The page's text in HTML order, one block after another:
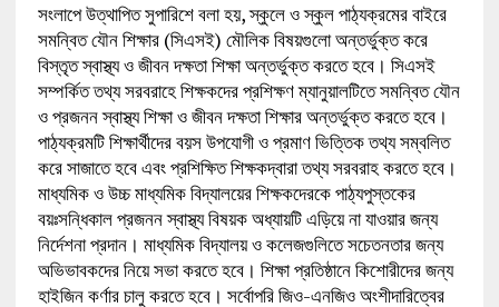
সংলাপে উত্থাপিত সুপারিশে বলা হয়, স্কুলে ও স্কুল পাঠ্যক্রমের বাইরে
সমন্বিত যৌন শিক্ষার (সিএসই) মৌলিক বিষয়গুলো অন্তর্ভুক্ত করে
বিস্তৃত স্বাস্থ্য ও জীবন দক্ষতা শিক্ষা অন্তর্ভুক্ত করতে হবে। সিএসই
সম্পর্কিত তথ্য সরবরাহে শিক্ষকদের প্রশিক্ষণ ম্যানুয়ালটিতে সমন্বিত যৌন
ও প্রজনন স্বাস্থ্য শিক্ষা ও জীবন দক্ষতা শিক্ষার অন্তর্ভুক্ত করতে হবে।
পাঠ্যক্রমটি শিক্ষার্থীদের বয়স উপযোগী ও প্রমাণ ভিত্তিক তথ্য সম্বলিত
করে সাজাতে হবে এবং প্রশিক্ষিত শিক্ষকদ্বারা তথ্য সরবরাহ করতে হবে।
মাধ্যমিক ও উচ্চ মাধ্যমিক বিদ্যালয়ের শিক্ষকদেরকে পাঠ্যপুস্তকের
বয়ঃসন্ধিকাল প্রজনন স্বাস্থ্য বিষয়ক অধ্যায়টি এড়িয়ে না যাওয়ার জন্য
নির্দেশনা প্রদান। মাধ্যমিক বিদ্যালয় ও কলেজগুলিতে সচেতনতার জন্য
অভিভাবকদের নিয়ে সভা করতে হবে। শিক্ষা প্রতিষ্ঠানে কিশোরীদের জন্য
হাইজিন কর্ণার চালু করতে হবে। সর্বোপরি জিও-এনজিও অংশীদারিত্বের